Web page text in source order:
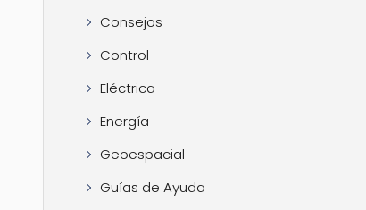
Consejos
Control
Eléctrica
Energía
Geoespacial
Guías de Ayuda